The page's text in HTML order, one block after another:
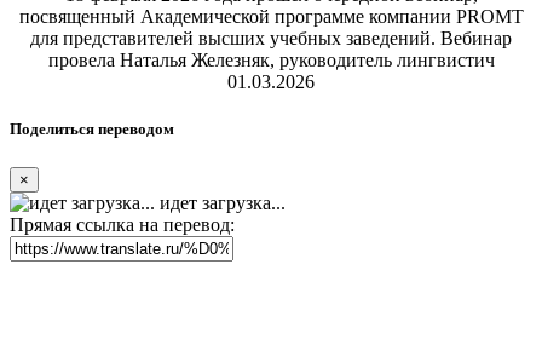
посвященный Академической программе компании PROMT
для представителей высших учебных заведений. Вебинар
провела Наталья Железняк, руководитель лингвистич
01.03.2026
Поделиться переводом
×
идет загрузка...
Прямая ссылка на перевод: